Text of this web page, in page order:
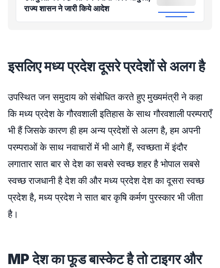
राज्य शासन ने जारी किये आदेश
इसलिए मध्य प्रदेश दूसरे प्रदेशों से अलग है
उपस्थित जन समुदाय को संबोधित करते हुए मुख्यमंत्री ने कहा
कि मध्य प्रदेश के गौरवशाली इतिहास के साथ गौरवशाली परम्पराएँ
भी हैं जिसके कारण ही हम अन्य प्रदेशों से अलग है, हम अपनी
परम्पराओं के साथ नवाचारों में भी आगे हैं, स्वच्छता में इंदौर
लगातार सात बार से देश का सबसे स्वच्छ शहर है भोपाल सबसे
स्वच्छ राजधानी है देश की और मध्य प्रदेश देश का दूसरा स्वच्छ
प्रदेश है, मध्य प्रदेश ने सात बार कृषि कर्मण पुरस्कार भी जीता
है।
MP देश का फूड बास्केट है तो टाइगर और